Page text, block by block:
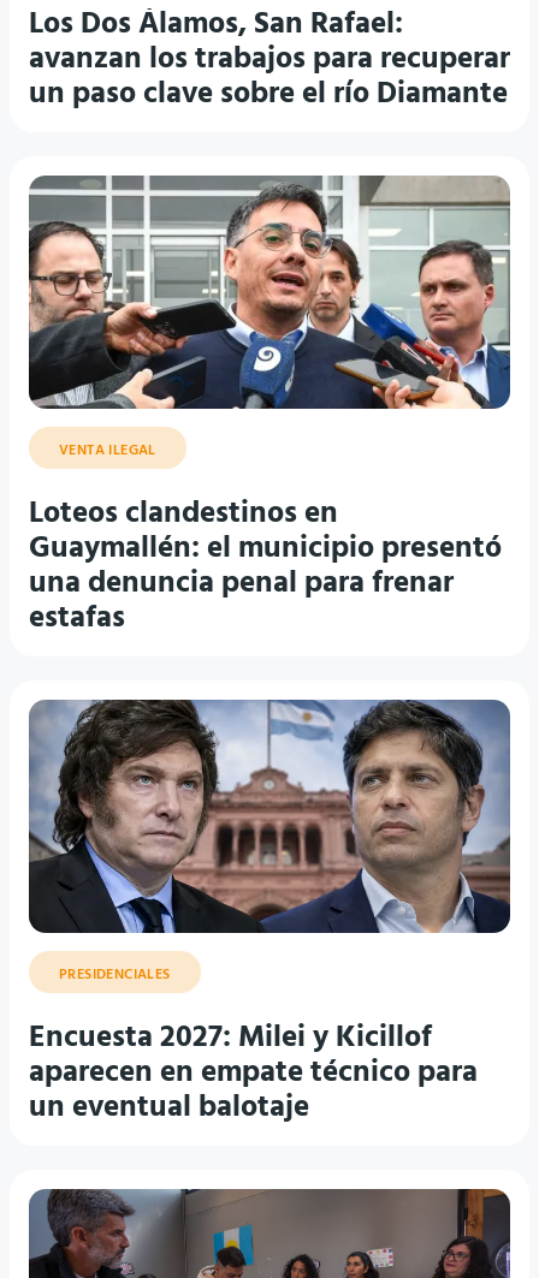
Los Dos Álamos, San Rafael:
avanzan los trabajos para recuperar
un paso clave sobre el río Diamante
VENTA ILEGAL
Loteos clandestinos en
Guaymallén: el municipio presentó
una denuncia penal para frenar
estafas
PRESIDENCIALES
Encuesta 2027: Milei y Kicillof
aparecen en empate técnico para
un eventual balotaje